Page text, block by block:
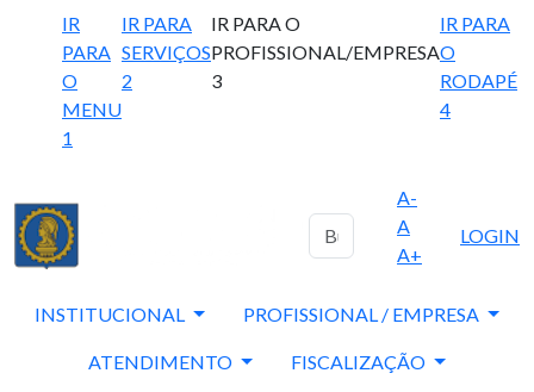
IR
PARA
O
MENU
1
IR PARA
SERVIÇOS
2
IR PARA O
PROFISSIONAL/EMPRESA
3
IR PARA
O
RODAPÉ
4
A-
A
A+
LOGIN
INSTITUCIONAL PROFISSIONAL / EMPRESA
ATENDIMENTO FISCALIZAÇÃO